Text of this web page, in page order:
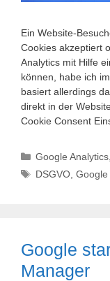
Ein Website-
Cookies akzeptiert
Analytics mit Hilfe
können, habe ich
basiert allerdings
direkt in der
Cookie Consent
Kategorien
Google Analytics
Schlagwörter
DSGVO ,
Google
Manager